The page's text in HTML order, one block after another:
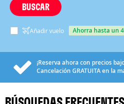
BUSCAR
Añadir vuelo ahorra hasta un
¡Reserva ahora con precios
Cancelación GRATUITAen la